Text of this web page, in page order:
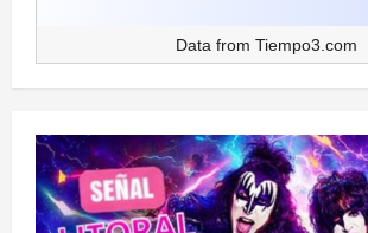
Data from Tiempo3.com